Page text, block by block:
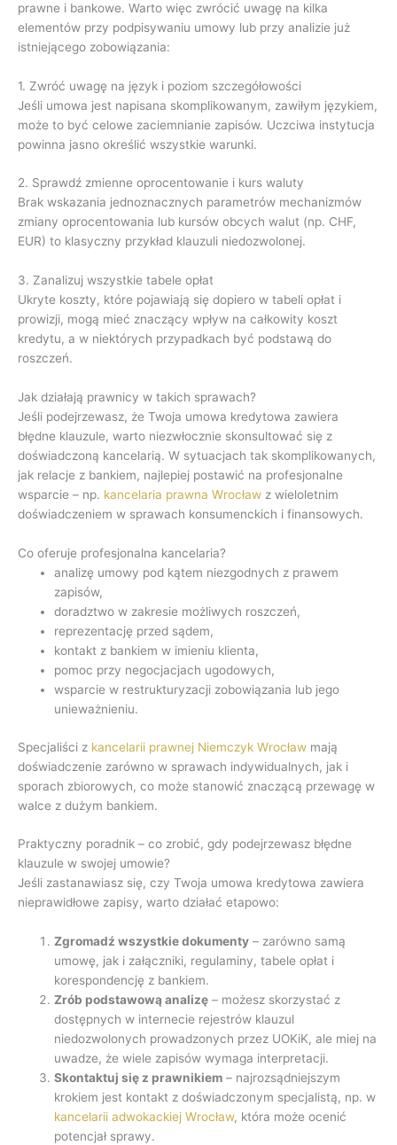
prawne i bankowe. Warto więc zwrócić uwagę na kilka
elementów przy podpisywaniu umowy lub przy analizie już
istniejącego zobowiązania:
1. Zwróć uwagę na język i poziom szczegółowości
Jeśli umowa jest napisana skomplikowanym, zawiłym językiem,
może to być celowe zaciemnianie zapisów. Uczciwa instytucja
powinna jasno określić wszystkie warunki.
2. Sprawdź zmienne oprocentowanie i kurs waluty
Brak wskazania jednoznacznych parametrów mechanizmów
zmiany oprocentowania lub kursów obcych walut (np. CHF,
EUR) to klasyczny przykład klauzuli niedozwolonej.
3. Zanalizuj wszystkie tabele opłat
Ukryte koszty, które pojawiają się dopiero w tabeli opłat i
prowizji, mogą mieć znaczący wpływ na całkowity koszt
kredytu, a w niektórych przypadkach być podstawą do
roszczeń.
Jak działają prawnicy w takich sprawach?
Jeśli podejrzewasz, że Twoja umowa kredytowa zawiera
błędne klauzule, warto niezwłocznie skonsultować się z
doświadczoną kancelarią. W sytuacjach tak skomplikowanych,
jak relacje z bankiem, najlepiej postawić na profesjonalne
wsparcie – np. kancelaria prawna Wrocław z wieloletnim
doświadczeniem w sprawach konsumenckich i finansowych.
Co oferuje profesjonalna kancelaria?
analizę umowy pod kątem niezgodnych z prawem
zapisów,
doradztwo w zakresie możliwych roszczeń,
reprezentację przed sądem,
kontakt z bankiem w imieniu klienta,
pomoc przy negocjacjach ugodowych,
wsparcie w restrukturyzacji zobowiązania lub jego
unieważnieniu.
Specjaliści z kancelarii prawnej Niemczyk Wrocław mają
doświadczenie zarówno w sprawach indywidualnych, jak i
sporach zbiorowych, co może stanowić znaczącą przewagę w
walce z dużym bankiem.
Praktyczny poradnik – co zrobić, gdy podejrzewasz błędne
klauzule w swojej umowie?
Jeśli zastanawiasz się, czy Twoja umowa kredytowa zawiera
nieprawidłowe zapisy, warto działać etapowo:
Zgromadź wszystkie dokumenty – zarówno samą
umowę, jak i załączniki, regulaminy, tabele opłat i
korespondencję z bankiem.
Zrób podstawową analizę – możesz skorzystać z
dostępnych w internecie rejestrów klauzul
niedozwolonych prowadzonych przez UOKiK, ale miej na
uwadze, że wiele zapisów wymaga interpretacji.
Skontaktuj się z prawnikiem – najrozsądniejszym
krokiem jest kontakt z doświadczonym specjalistą, np. w
kancelarii adwokackiej Wrocław, która może ocenić
potencjał sprawy.